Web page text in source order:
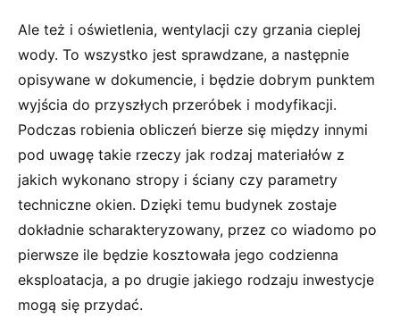
Ale też i oświetlenia, wentylacji czy grzania cieplej
wody. To wszystko jest sprawdzane, a następnie
opisywane w dokumencie, i będzie dobrym punktem
wyjścia do przyszłych przeróbek i modyfikacji.
Podczas robienia obliczeń bierze się między innymi
pod uwagę takie rzeczy jak rodzaj materiałów z
jakich wykonano stropy i ściany czy parametry
techniczne okien. Dzięki temu budynek zostaje
dokładnie scharakteryzowany, przez co wiadomo po
pierwsze ile będzie kosztowała jego codzienna
eksploatacja, a po drugie jakiego rodzaju inwestycje
mogą się przydać.